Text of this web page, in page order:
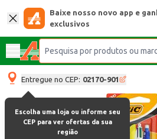
Baixe nosso novo app e
exclusivos
Entregue no CEP: 02170-901
Escolha uma loja ou informe seu
CEP para ver ofertas da sua
região